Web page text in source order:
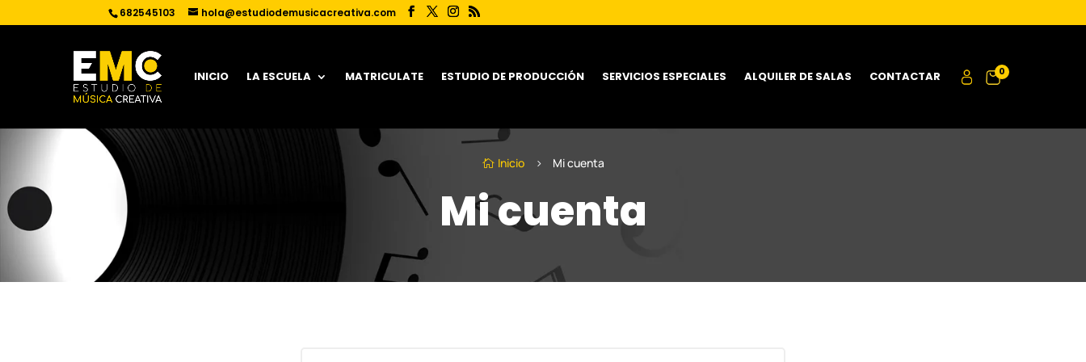
682545103 hola@estudiodemusicacreativa.com
INICIO LA ESCUELA MATRICULATE ESTUDIO DE PRODUCCIÓN SERVICIOS ESPECIALES ALQUILER DE SALAS CONTACTAR 0
 Inicio 5 Mi cuenta
Mi cuenta